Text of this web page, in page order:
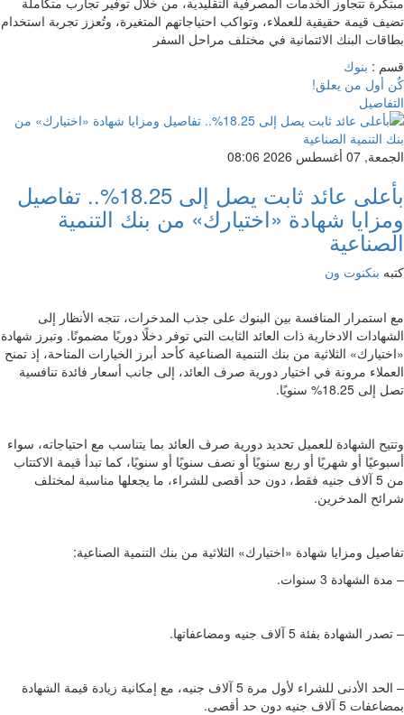
تضيف قيمة حقيقية للعملاء، وتواكب احتياجاتهم المتغيرة، وتُعزز تجربة استخدام
بطاقات البنك الائتمانية في مختلف مراحل السفر
قسم : بنوك
كٌن أول من يعلق!
التفاصيل
الجمعة, 07 أغسطس 2026 08:06
بأعلى عائد ثابت يصل إلى 18.25%.. تفاصيل
ومزايا شهادة «اختيارك» من بنك التنمية
الصناعية
كتبه بنكنوت ون
مع استمرار المنافسة بين البنوك على جذب المدخرات، تتجه الأنظار إلى
الشهادات الادخارية ذات العائد الثابت التي توفر دخلًا دوريًا مضمونًا. وتبرز شهادة
«اختيارك» الثلاثية من بنك التنمية الصناعية كأحد أبرز الخيارات المتاحة، إذ تمنح
العملاء مرونة في اختيار دورية صرف العائد، إلى جانب أسعار فائدة تنافسية
تصل إلى 18.25% سنويًا.
وتتيح الشهادة للعميل تحديد دورية صرف العائد بما يتناسب مع احتياجاته، سواء
أسبوعيًا أو شهريًا أو ربع سنويًا أو نصف سنويًا أو سنويًا، كما تبدأ قيمة الاكتتاب
من 5 آلاف جنيه فقط، دون حد أقصى للشراء، ما يجعلها مناسبة لمختلف
شرائح المدخرين.
تفاصيل ومزايا شهادة «اختيارك» الثلاثية من بنك التنمية الصناعية:
– مدة الشهادة 3 سنوات.
– تصدر الشهادة بفئة 5 آلاف جنيه ومضاعفاتها.
– الحد الأدنى للشراء لأول مرة 5 آلاف جنيه، مع إمكانية زيادة قيمة الشهادة
بمضاعفات 5 آلاف جنيه دون حد أقصى.